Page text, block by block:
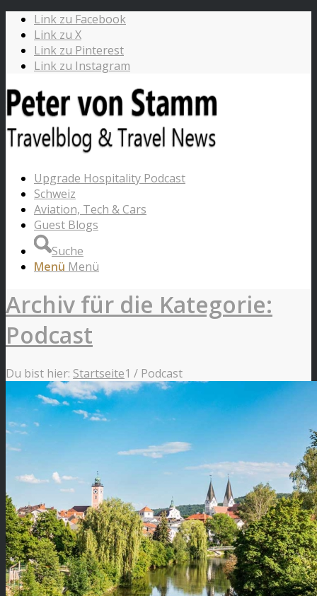
Link zu Facebook
Link zu X
Link zu Pinterest
Link zu Instagram
Upgrade Hospitality Podcast
Schweiz
Aviation, Tech & Cars
Guest Blogs
Suche
Menü Menü
Archiv für die Kategorie:
Podcast
Du bist hier: Startseite1 / Podcast